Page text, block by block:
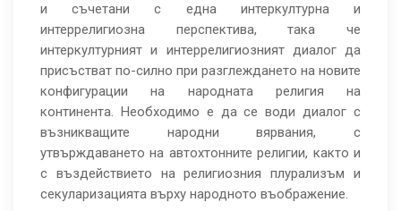
и съчетани с една интеркултурна и
интеррелигиозна перспектива, така че
интеркултурният и интеррелигиозният диалог да
присъстват по-силно при разглеждането на новите
конфигурации на народната религия на
континента. Необходимо е да се води диалог с
възникващите народни вярвания, с
утвърждаването на автохтонните религии, както и
с въздействието на религиозния плурализъм и
секуларизацията върху народното въображение.